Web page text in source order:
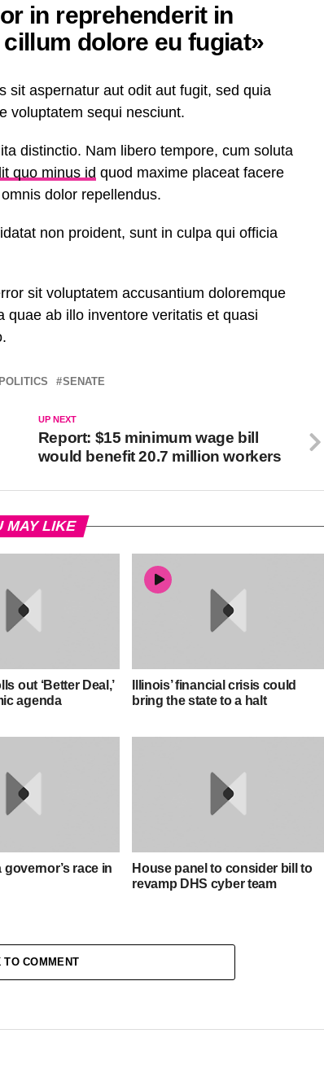
in reprehenderit in
dolore eu fugiat»
sit aspernatur aut odit aut fugit, sed quia
voluptatem sequi nesciunt.
distinctio. Nam libero tempore, cum soluta
quo minus id quod maxime placeat facere
dolor repellendus.
non proident, sunt in culpa qui officia
sit voluptatem accusantium doloremque
quae ab illo inventore veritatis et quasi
POLITICS SENATE
UP NEXT
Report: $15 minimum wage bill
would benefit 20.7 million workers
MAY LIKE
out ‘Better Deal,’
agenda
Illinois’ financial crisis could
bring the state to a halt
governor’s race in
House panel to consider bill to
revamp DHS cyber team
TO COMMENT